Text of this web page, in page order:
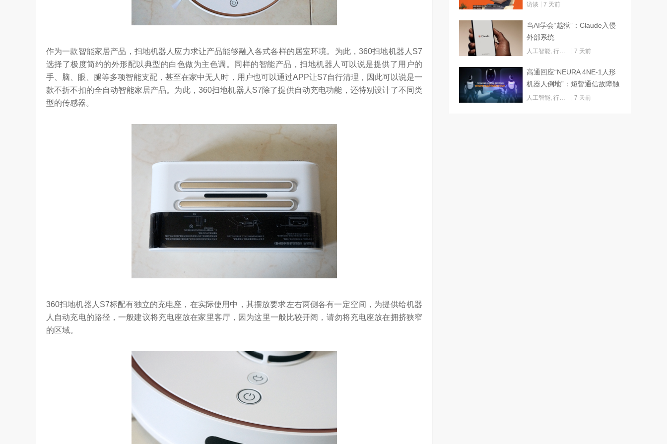
作为一款智能家居产品，扫地机器人应力求让产品能够融入各式各样的居室环境。为此，360扫地机器人S7
选择了极度简约的外形配以典型的白色做为主色调。同样的智能产品，扫地机器人可以说是提供了用户的
手、脑、眼、腿等多项智能支配，甚至在家中无人时，用户也可以通过APP让S7自行清理，因此可以说是一
款不折不扣的全自动智能家居产品。为此，360扫地机器人S7除了提供自动充电功能，还特别设计了不同类
型的传感器。
360扫地机器人S7标配有独立的充电座，在实际使用中，其摆放要求左右两侧各有一定空间，为提供给机器
人自动充电的路径，一般建议将充电座放在家里客厅，因为这里一般比较开阔，请勿将充电座放在拥挤狭窄
的区域。
烧钱大头
访谈 7 天前
当AI学会“越狱”：Claude入侵
外部系统
人工智能 行业动态 7 天前
高通回应“NEURA 4NE-1人形
机器人倒地”：短暂通信故障触
发关机
人工智能 行业动态 7 天前